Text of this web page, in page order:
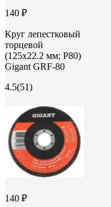
140 ₽
Круг лепестковый
торцевой
(125x22.2 мм; P80)
Gigant GRF-80
4.5(51)
140 ₽